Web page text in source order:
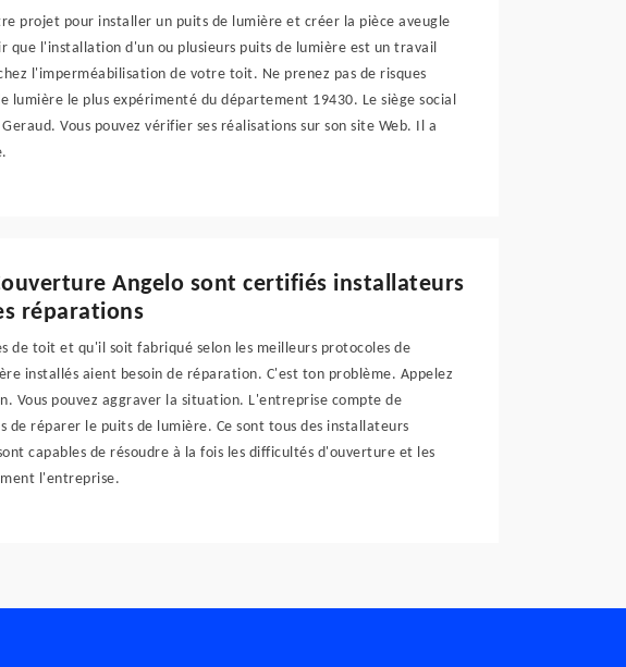
projet pour installer un puits de lumière et créer la pièce aveugle
que l'installation d'un ou plusieurs puits de lumière est un travail
l'imperméabilisation de votre toit. Ne prenez pas de risques
lumière le plus expérimenté du département 19430. Le siège social
Vous pouvez vérifier ses réalisations sur son site Web. Il a
Angelo sont certifiés installateurs
réparations
de toit et qu'il soit fabriqué selon les meilleurs protocoles de
installés aient besoin de réparation. C'est ton problème. Appelez
Vous pouvez aggraver la situation. L'entreprise compte de
de réparer le puits de lumière. Ce sont tous des installateurs
capables de résoudre à la fois les difficultés d'ouverture et les
l'entreprise.